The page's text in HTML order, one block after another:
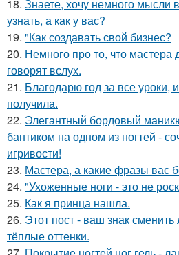
18. Знаете, хочу немного мысли
узнать, а как у вас?
19. "Как создавать свой бизнес?
20. Немного про то, что
говорят вслух.
21. Благодарю год за все уроки,
получила.
22. Элегантный бордовый
бантиком на одном из ногтей -
игривости!
23. Мастера, а какие фразы вас
24. "Ухоженные ноги - это не
25. Как я принца нашла.
26. Этот пост - ваш знак
тёплые оттенки.